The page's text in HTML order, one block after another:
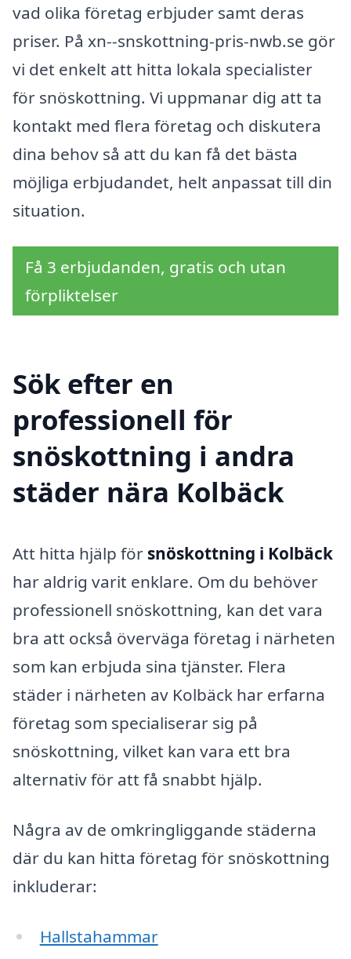
vad olika företag erbjuder samt deras
priser. På xn--snskottning-pris-nwb.se gör
vi det enkelt att hitta lokala specialister
för snöskottning. Vi uppmanar dig att ta
kontakt med flera företag och diskutera
dina behov så att du kan få det bästa
möjliga erbjudandet, helt anpassat till din
situation.
Få 3 erbjudanden, gratis och utan
förpliktelser
Sök efter en
professionell för
snöskottning i andra
städer nära Kolbäck
Att hitta hjälp för snöskottning i Kolbäck
har aldrig varit enklare. Om du behöver
professionell snöskottning, kan det vara
bra att också överväga företag i närheten
som kan erbjuda sina tjänster. Flera
städer i närheten av Kolbäck har erfarna
företag som specialiserar sig på
snöskottning, vilket kan vara ett bra
alternativ för att få snabbt hjälp.
Några av de omkringliggande städerna
där du kan hitta företag för snöskottning
inkluderar:
Hallstahammar